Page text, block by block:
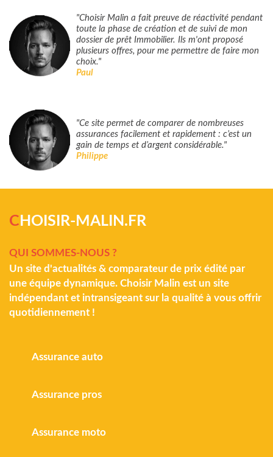
"Choisir Malin a fait preuve de réactivité pendant
toute la phase de création et de suivi de mon
dossier de prêt Immobilier. Ils m'ont proposé
plusieurs offres, pour me permettre de faire mon
choix."
Paul
"Ce site permet de comparer de nombreuses
assurances facilement et rapidement : c’est un
gain de temps et d’argent considérable."
Philippe
C HOISIR-MALIN.FR
QUI SOMMES-NOUS ?
Un site d'actualités & comparateur de prix édité par
une équipe dynamique. Choisir Malin est un site
indépendant et intransigeant sur la qualité à vous offrir
quotidiennement !
Assurance auto
Assurance pros
Assurance moto